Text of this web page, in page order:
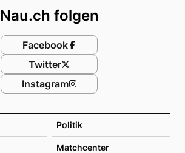
Politik
Matchcenter
Nau.ch folgen
Facebook
Twitter
Instagram